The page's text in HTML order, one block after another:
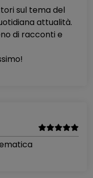
sul tema del
attualità.
di racconti e